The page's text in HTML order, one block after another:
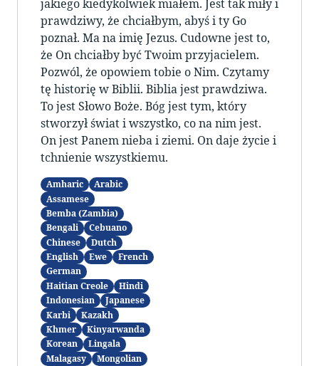
jakiego kiedykolwiek miałem. Jest tak miły i
prawdziwy, że chciałbym, abyś i ty Go
poznał. Ma na imię Jezus. Cudowne jest to,
że On chciałby być Twoim przyjacielem.
Pozwól, że opowiem tobie o Nim. Czytamy
tę historię w Biblii. Biblia jest prawdziwa.
To jest Słowo Boże. Bóg jest tym, który
stworzył świat i wszystko, co na nim jest.
On jest Panem nieba i ziemi. On daje życie i
tchnienie wszystkiemu.
Amharic
Arabic
Assamese
Bemba (Zambia)
Bengali
Cebuano
Chinese
Dutch
English
Ewe
French
German
Haitian Creole
Hindi
Indonesian
Japanese
Karbi
Kazakh
Khmer
Kinyarwanda
Korean
Lingala
Malagasy
Mongolian